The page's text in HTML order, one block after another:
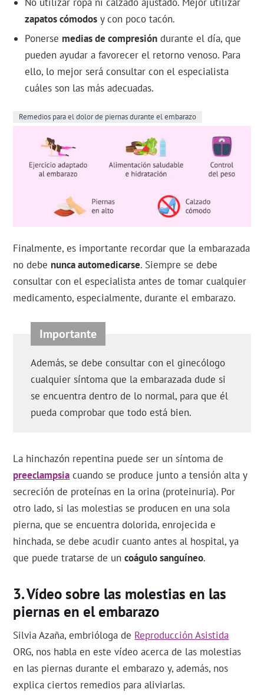
zapatos cómodos y con poco tacón.
Ponerse medias de compresión durante el día, que
pueden ayudar a favorecer el retorno venoso. Para
ello, lo mejor será consultar con el especialista
cuáles son las más adecuadas.
Remedios para el dolor de piernas durante el embarazo
Finalmente, es importante recordar que la embarazada
no debe nunca automedicarse. Siempre se debe
consultar con el especialista antes de tomar cualquier
medicamento, especialmente, durante el embarazo.
Además, se debe consultar con el ginecólogo
cualquier síntoma que la embarazada dude si
se encuentra dentro de lo normal, para que él
pueda comprobar que todo está bien.
La hinchazón repentina puede ser un síntoma de
preeclampsia cuando se produce junto a tensión alta y
secreción de proteínas en la orina (proteinuria). Por
otro lado, si las molestias se producen en una sola
pierna, que se encuentra dolorida, enrojecida e
hinchada, se debe acudir cuanto antes al hospital, ya
que puede tratarse de uncoágulo sanguíneo.
Vídeo sobre las molestias en las
piernas en el embarazo
Silvia Azaña, embrióloga de Reproducción Asistida
ORG, nos habla en este vídeo acerca de las molestias
en las piernas durante el embarazo y, además, nos
explica ciertos remedios para aliviarlas.